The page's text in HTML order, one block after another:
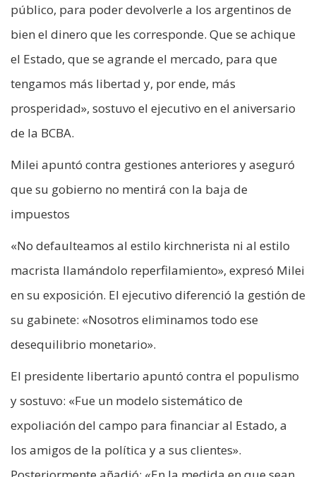
público, para poder devolverle a los argentinos de
bien el dinero que les corresponde. Que se achique
el Estado, que se agrande el mercado, para que
tengamos más libertad y, por ende, más
prosperidad», sostuvo el ejecutivo en el aniversario
de la BCBA.
Milei apuntó contra gestiones anteriores y aseguró
que su gobierno no mentirá con la baja de
impuestos
«No defaulteamos al estilo kirchnerista ni al estilo
macrista llamándolo reperfilamiento», expresó Milei
en su exposición. El ejecutivo diferenció la gestión de
su gabinete: «Nosotros eliminamos todo ese
desequilibrio monetario».
El presidente libertario apuntó contra el populismo
y sostuvo: «Fue un modelo sistemático de
expoliación del campo para financiar al Estado, a
los amigos de la política y a sus clientes».